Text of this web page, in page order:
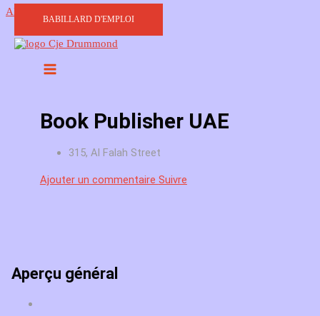
Aller au contenu
BABILLARD D'EMPLOI
Book Publisher UAE
315, Al Falah Street
Ajouter un commentaire Suivre
Aperçu général